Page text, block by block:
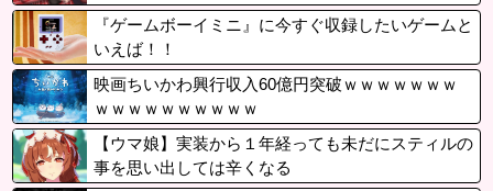
『ゲームボーイミニ』に今すぐ収録したいゲームと
いえば！！
映画ちいかわ興行収入60億円突破ｗｗｗｗｗｗｗ
ｗｗｗｗｗｗｗｗｗｗ
【ウマ娘】実装から１年経っても未だにスティルの
事を思い出しては辛くなる